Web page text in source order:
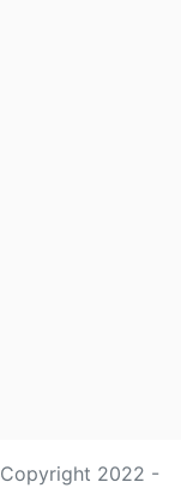
Copyright 2022 -